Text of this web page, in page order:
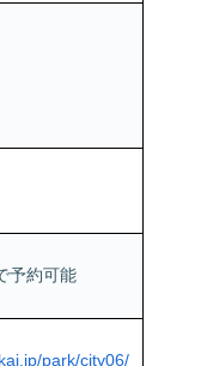
予約可能
park/city06/